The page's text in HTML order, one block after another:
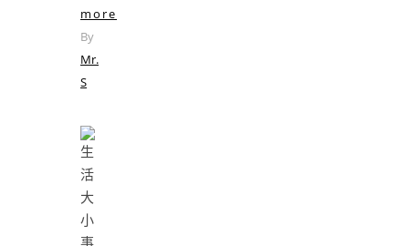
more
By
Mr.
S